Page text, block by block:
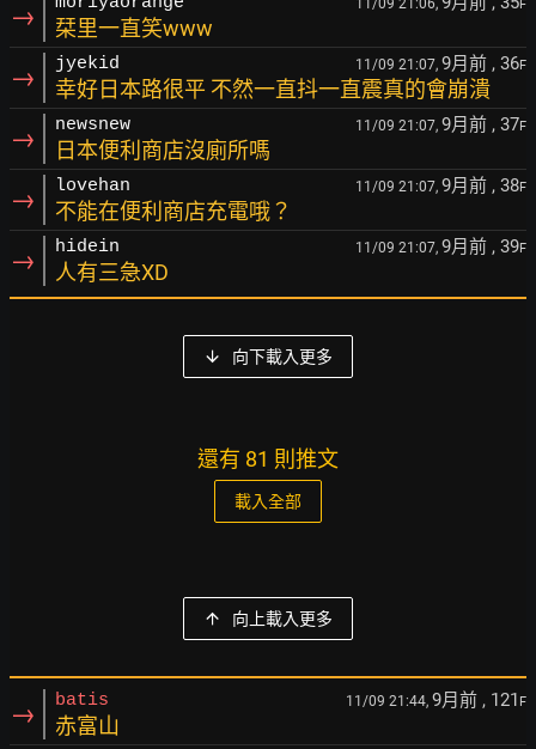
→ 11/09 21:06, F
栞里一直笑www
→ jyekid 11/09 21:07, 9月前 , 36F
幸好日本路很平 不然一直抖一直震真的會崩潰
→ newsnew 11/09 21:07, 9月前 , 37F
日本便利商店沒廁所嗎
→ lovehan 11/09 21:07, 9月前 , 38F
不能在便利商店充電哦？
→ hidein 11/09 21:07, 9月前 , 39F
人有三急XD
向下載入更多
還有 81 則推文
載入全部
向上載入更多
→ batis 11/09 21:44, 9月前 , 121 F
赤富山